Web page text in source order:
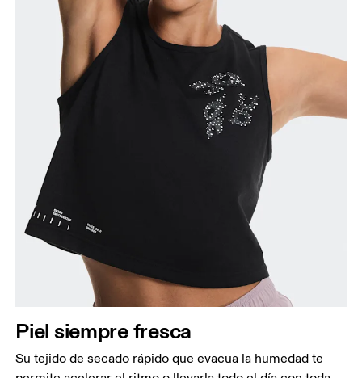
Piel siempre fresca
Su tejido de secado rápido que evacua la humedad te